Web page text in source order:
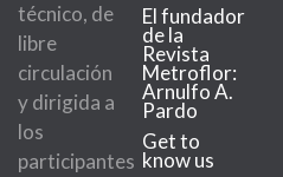
técnico, de
libre
circulación
y dirigida a
los
participantes
El fundador
de la
Revista
Metroflor:
Arnulfo A.
Pardo
Get to
know us